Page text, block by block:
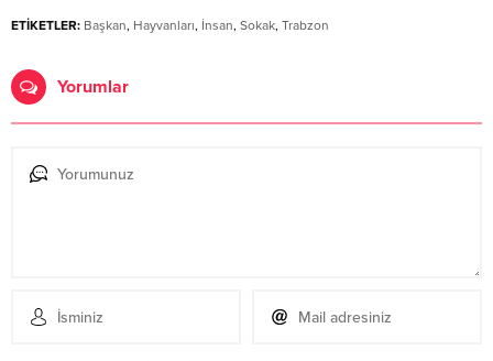
ETİKETLER: Başkan, Hayvanları, İnsan, Sokak, Trabzon
Yorumlar